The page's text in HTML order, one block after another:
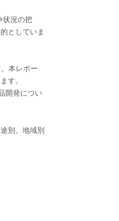
状況の把
としていま
本レポー
す。
開発につい
別、地域別